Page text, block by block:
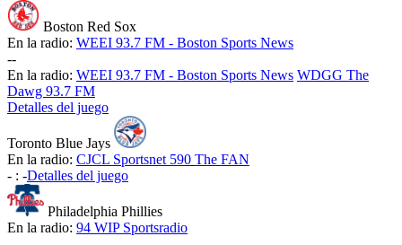
Boston Red Sox
En la radio: WEEI 93.7 FM - Boston Sports News
--
En la radio: WEEI 93.7 FM - Boston Sports News WDGG The
Dawg 93.7 FM
Detalles del juego
Toronto Blue Jays
En la radio: CJCL Sportsnet 590 The FAN
- : -Detalles del juego
Philadelphia Phillies
En la radio: 94 WIP Sportsradio